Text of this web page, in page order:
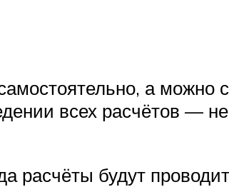
а можно
всех расчётов — не
расчёты будут